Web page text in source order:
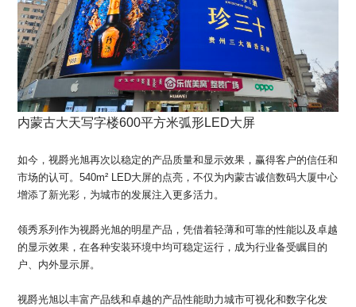
内蒙古大天写字楼600平方米弧形LED大屏
如今，视爵光旭再次以稳定的产品质量和显示效果，赢得客户的信任和
市场的认可。540m² LED大屏的点亮，不仅为内蒙古诚信数码大厦中心
增添了新光彩，为城市的发展注入更多活力。
领秀系列作为视爵光旭的明星产品，凭借着轻薄和可靠的性能以及卓越
的显示效果，在各种安装环境中均可稳定运行，成为行业备受瞩目的
户、内外显示屏。
视爵光旭以丰富产品线和卓越的产品性能助力城市可视化和数字化发